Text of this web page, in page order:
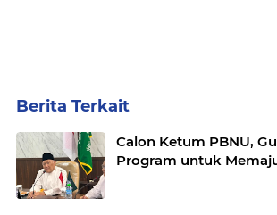
Berita Terkait
Calon Ketum PBNU,
Program untuk